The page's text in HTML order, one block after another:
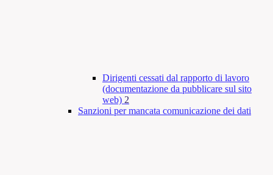
Dirigenti cessati dal rapporto di lavoro
(documentazione da pubblicare sul sito
web) 2
Sanzioni per mancata comunicazione dei dati